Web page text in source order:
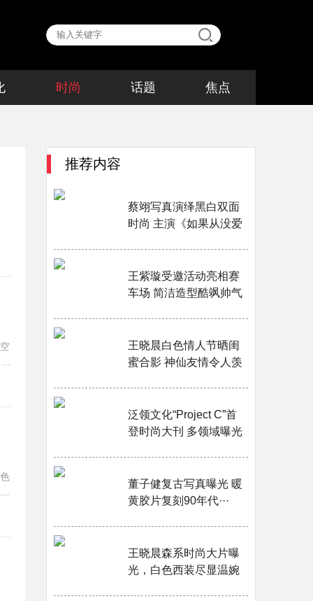
时尚 话题 焦点
推荐内容
蔡翊写真演绎黑白双面
时尚 主演《如果从没爱
王紫璇受邀活动亮相赛
车场 简洁造型酷飒帅气
王晓晨白色情人节晒闺
蜜合影 神仙友情令人羡
泛领文化“Project C”首
登时尚大刊 多领域曝光
董子健复古写真曝光 暖
黄胶片复刻90年代···
王晓晨森系时尚大片曝
光，白色西装尽显温婉